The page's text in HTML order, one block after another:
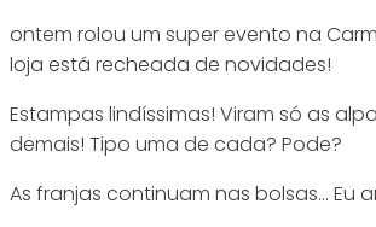
ontem rolou um super evento na
loja está recheada de novidades!
Estampas lindíssimas! Viram só as
demais! Tipo uma de cada? Pode?
As franjas continuam nas bolsas… Eu